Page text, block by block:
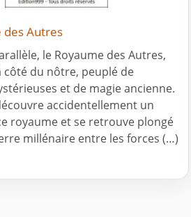
des Autres
le Royaume des Autres,
côté du nôtre, peuplé de
et de magie ancienne.
accidentellement un
royaume et se retrouve plongé
millénaire entre les forces (…)